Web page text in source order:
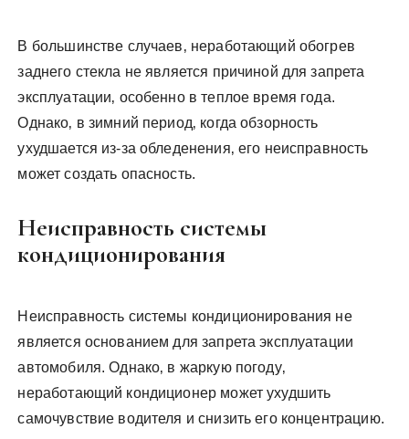
В большинстве случаев‚ неработающий обогрев
заднего стекла не является причиной для запрета
эксплуатации‚ особенно в теплое время года.
Однако‚ в зимний период‚ когда обзорность
ухудшается из-за обледенения‚ его неисправность
может создать опасность.
Неисправность системы
кондиционирования
Неисправность системы кондиционирования не
является основанием для запрета эксплуатации
автомобиля. Однако‚ в жаркую погоду‚
неработающий кондиционер может ухудшить
самочувствие водителя и снизить его концентрацию.